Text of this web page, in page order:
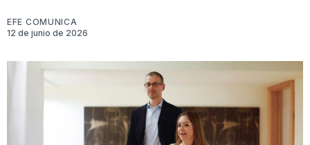
EFE COMUNICA
12 de junio de 2026